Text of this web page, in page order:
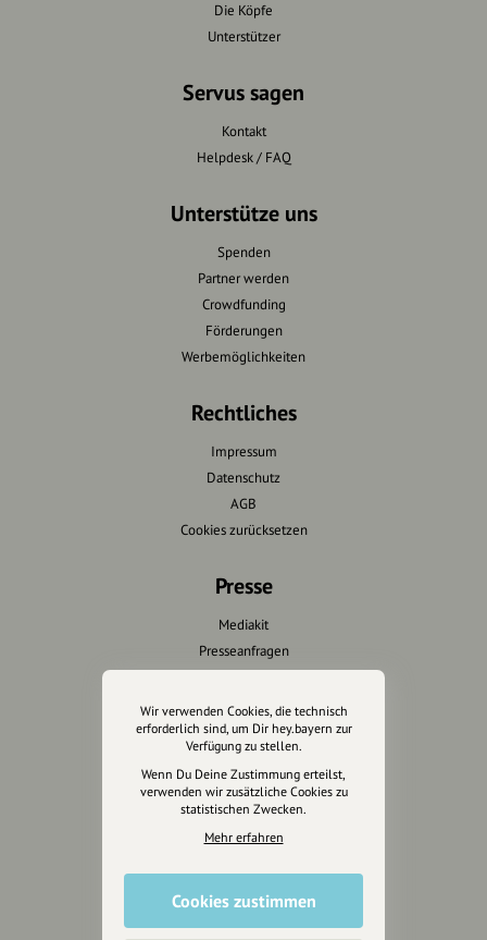
Die Köpfe
Unterstützer
Servus sagen
Kontakt
Helpdesk / FAQ
Unterstütze uns
Spenden
Partner werden
Crowdfunding
Förderungen
Werbemöglichkeiten
Rechtliches
Impressum
Datenschutz
AGB
Cookies zurücksetzen
Presse
Mediakit
Presseanfragen
Wir unterstützen Euch
Fotografie & mehr
Marketing
Anakin Design
Wir verwenden Cookies, die technisch
erforderlich sind, um Dir hey.bayern zur
Verfügung zu stellen.
Wenn Du Deine Zustimmung erteilst,
verwenden wir zusätzliche Cookies zu
statistischen Zwecken.
Mehr erfahren
Cookies zustimmen